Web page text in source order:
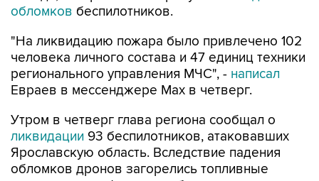
"На ликвидацию пожара было привлечено 102
регионального управления МЧС", -написал
Евраев в мессенджере Мах в четверг.
Утром в четверг глава региона сообщал о
Ярославскую область. Вследствие падения
обломков дронов загорелись топливные
резервуары нефтеперерабатывающего
завода.